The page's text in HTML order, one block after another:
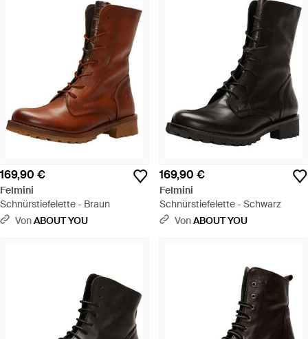
169,90 €
Felmini
Schnürstiefelette - Braun
VonABOUT YOU
169,90 €
Felmini
Schnürstiefelette - Schwarz
VonABOUT YOU